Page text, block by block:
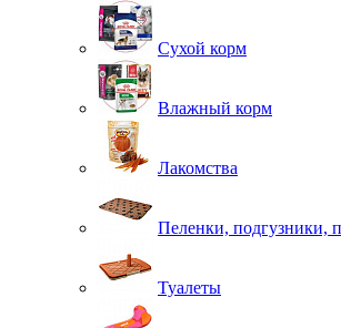
Сухой корм
Влажный корм
Лакомства
Пеленки, подгузники,
Туалеты